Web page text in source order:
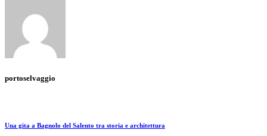
portoselvaggio
Una gita a Bagnolo del Salento tra storia e architettura